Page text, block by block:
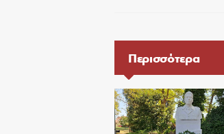
Περισσότερα